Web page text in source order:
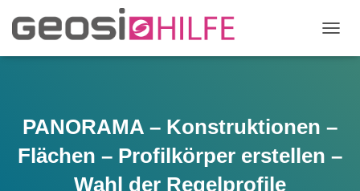
A
T
O
PANORAMA – Konstruktionen –
Flächen – Profilkörper erstellen –
Wahl der Regelprofile